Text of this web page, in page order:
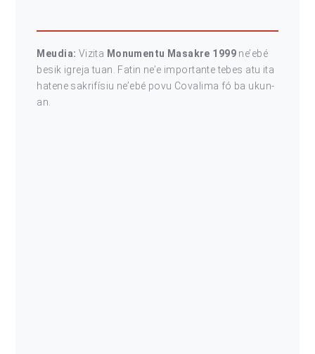
Meudia: Vizita Monumentu Masakre 1999ne’ebé
besik igreja tuan. Fatin ne’e importante tebes atu ita
hatene sakrifísiu ne’ebé povu Covalima fó ba ukun-
an.